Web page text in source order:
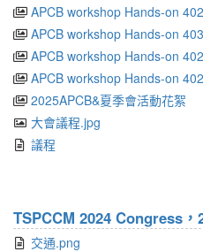
APCB workshop Hands-on
APCB workshop Hands-on 403
APCB workshop Hands-on
APCB workshop Hands-on
2025APCB&夏季會活動花絮
大會議程.jpg
議程
TSPCCM 2024 Congress，
交通.png